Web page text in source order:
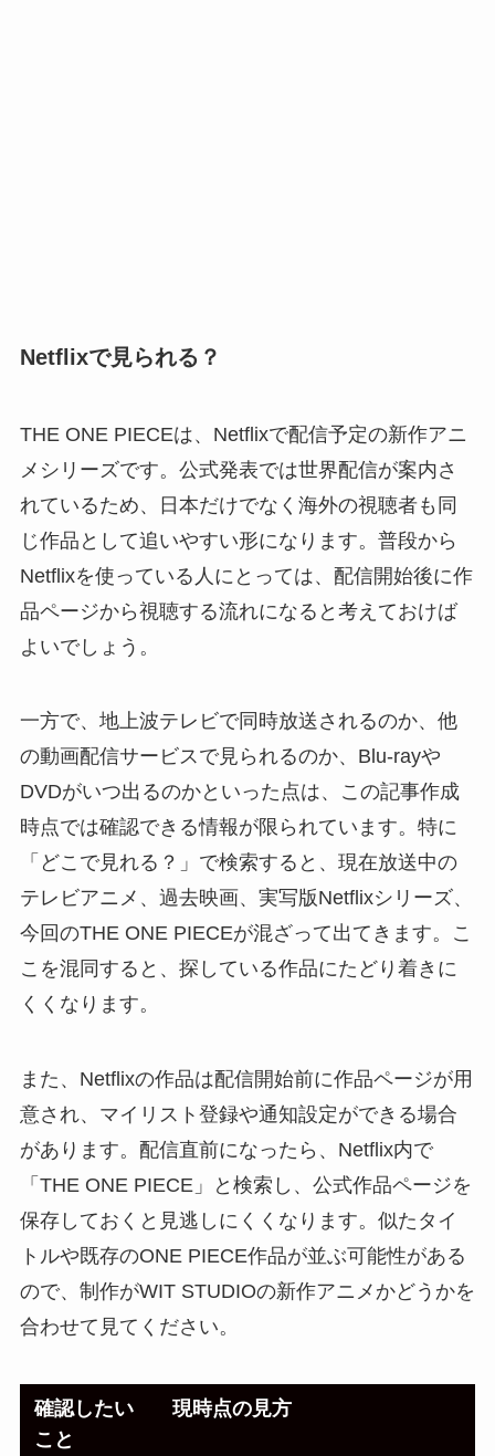
Netflixで見られる？
THE ONE PIECEは、Netflixで配信予定の新作アニ
メシリーズです。公式発表では世界配信が案内さ
れているため、日本だけでなく海外の視聴者も同
じ作品として追いやすい形になります。普段から
Netflixを使っている人にとっては、配信開始後に作
品ページから視聴する流れになると考えておけば
よいでしょう。
一方で、地上波テレビで同時放送されるのか、他
の動画配信サービスで見られるのか、Blu-rayや
DVDがいつ出るのかといった点は、この記事作成
時点では確認できる情報が限られています。特に
「どこで見れる？」で検索すると、現在放送中の
テレビアニメ、過去映画、実写版Netflixシリーズ、
今回のTHE ONE PIECEが混ざって出てきます。こ
こを混同すると、探している作品にたどり着きに
くくなります。
また、Netflixの作品は配信開始前に作品ページが用
意され、マイリスト登録や通知設定ができる場合
があります。配信直前になったら、Netflix内で
「THE ONE PIECE」と検索し、公式作品ページを
保存しておくと見逃しにくくなります。似たタイ
トルや既存のONE PIECE作品が並ぶ可能性がある
ので、制作がWIT STUDIOの新作アニメかどうかを
合わせて見てください。
確認したい
こと
現時点の見方